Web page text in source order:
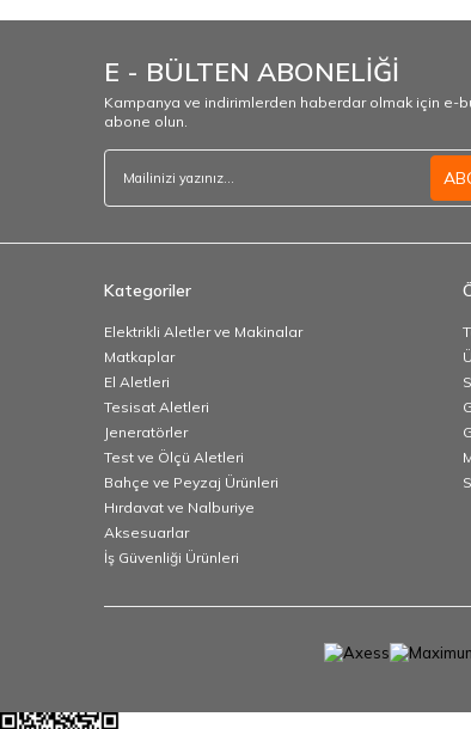
E - BÜLTEN ABONELİĞİ
Kampanya ve indirimlerden haberdar olmak için e-
abone olun.
Kategoriler
Elektrikli Aletler ve Makinalar
Matkaplar
El Aletleri
Tesisat Aletleri
Jeneratörler
Test ve Ölçü Aletleri
Bahçe ve Peyzaj Ürünleri
Hırdavat ve Nalburiye
Aksesuarlar
İş Güvenliği Ürünleri